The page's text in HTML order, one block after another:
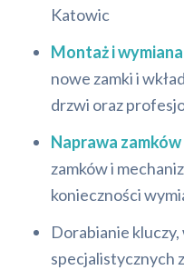
Katowic
Montaż i
nowe zamki i
drzwi oraz
Naprawa
zamków i
konieczności
Dorabianie
specjalistycznych